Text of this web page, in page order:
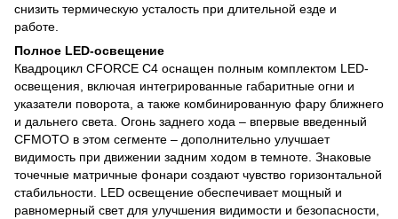
снизить термическую усталость при длительной езде и
работе.
Полное LED-освещение
Квадроцикл CFORCE C4 оснащен полным комплектом LED-
освещения, включая интегрированные габаритные огни и
указатели поворота, а также комбинированную фару ближнего
и дальнего света. Огонь заднего хода – впервые введенный
CFMOTO в этом сегменте – дополнительно улучшает
видимость при движении задним ходом в темноте. Знаковые
точечные матричные фонари создают чувство горизонтальной
стабильности. LED освещение обеспечивает мощный и
равномерный свет для улучшения видимости и безопасности,